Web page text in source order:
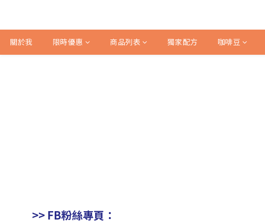
關於我 限時優惠 商品列表 獨家配方 咖啡豆
>> FB粉絲專頁：